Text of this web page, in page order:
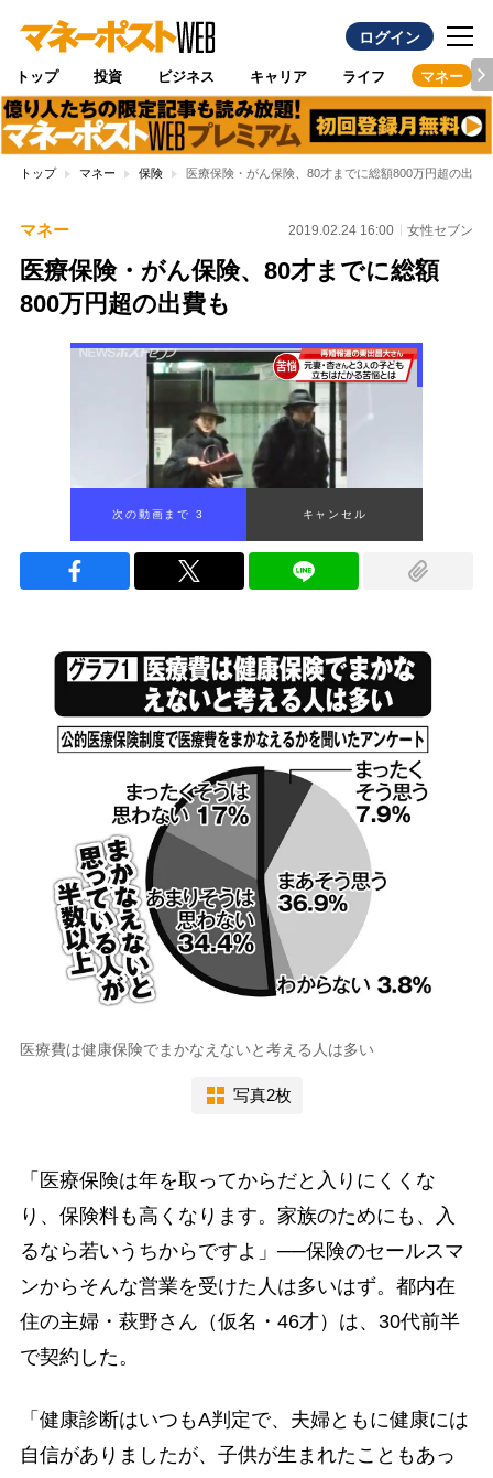
ログイン
トップ 投資 ビジネス キャリア ライフ マネー
トップ マネー 保険 医療保険・がん保険、80才までに総額800万円超の出費
マネー 2019.02.24 16:00 女性セブン
医療保険・がん保険、80才までに総額
800万円超の出費も
次の動画まで 2 キャンセル
医療費は健康保険でまかなえないと考える人は多い
写真2枚
「医療保険は年を取ってからだと入りにくくな
り、保険料も高くなります。家族のためにも、入
るなら若いうちからですよ」──保険のセールスマ
ンからそんな営業を受けた人は多いはず。都内在
住の主婦・萩野さん（仮名・46才）は、30代前半
で契約した。
「健康診断はいつもA判定で、夫婦ともに健康には
自信がありましたが、子供が生まれたこともあっ